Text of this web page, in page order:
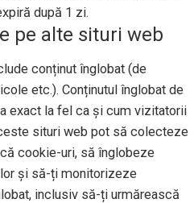
după 1 zi.
pe alte situri web
conținut înglobat (de
etc.). Conținutul înglobat de
exact la fel ca și cum vizitatorii
situri web pot să colecteze
cookie-uri, să înglobeze
și să-ți monitorizeze
inclusiv să-ți urmărească